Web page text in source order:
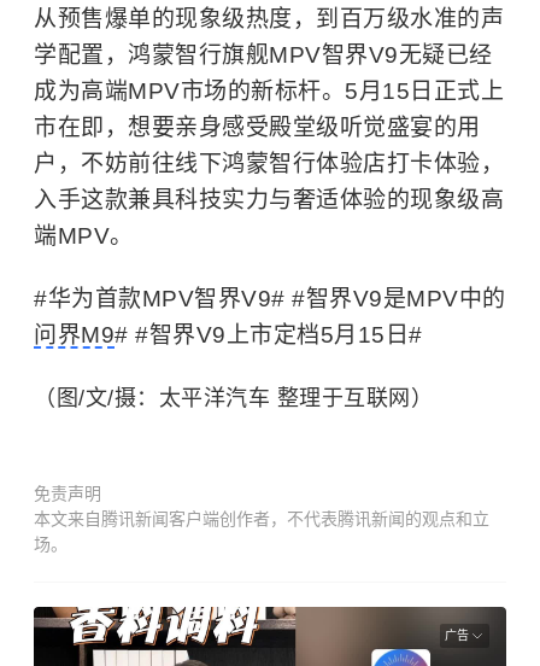
从预售爆单的现象级热度，到百万级水准的声
学配置，鸿蒙智行旗舰MPV智界V9无疑已经
成为高端MPV市场的新标杆。5月15日正式上
市在即，想要亲身感受殿堂级听觉盛宴的用
户，不妨前往线下鸿蒙智行体验店打卡体验，
入手这款兼具科技实力与奢适体验的现象级高
端MPV。
#华为首款MPV智界V9# #智界V9是MPV中的
问界M9# #智界V9上市定档5月15日#
（图/文/摄：太平洋汽车 整理于互联网）
免责声明
本文来自腾讯新闻客户端创作者，不代表腾讯新闻的观点和立
场。
广告